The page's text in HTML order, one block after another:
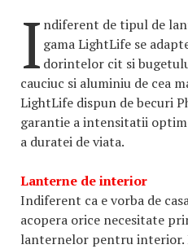
I ndiferent de tipul de
gama LightLife se
dorintelor cit si
cauciuc si aluminiu de cea
LightLife dispun de becuri
garantie a intensitatii
a duratei de viata.
Lanterne de interior
Indiferent ca e vorba de
acopera orice necesitate
lanternelor pentru interior.